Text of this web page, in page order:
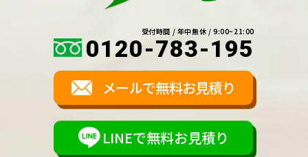
受付時間 / 年中無休 / 9:00~21:00
0120-783-195
メールで無料お見積り
LINEで無料お見積り